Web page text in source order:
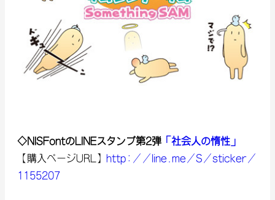
◇NISFontのLINEスタンプ第2弾 「社会人の惰性」
【購入ページURL】 http://line.me/S/sticker/
1155207